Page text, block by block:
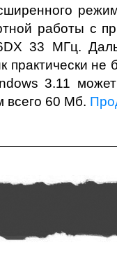
работы с
33 МГц.
практически не
3.11 может
всего 60 Мб.